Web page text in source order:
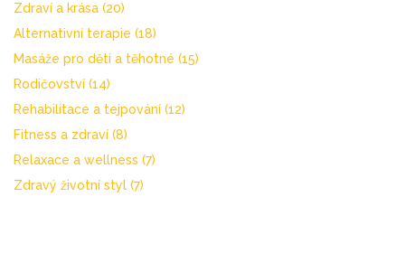
Zdraví a krása (20)
Alternativní terapie (18)
Masáže pro děti a těhotné (15)
Rodičovství (14)
Rehabilitace a tejpování (12)
Fitness a zdraví (8)
Relaxace a wellness (7)
Zdravý životní styl (7)